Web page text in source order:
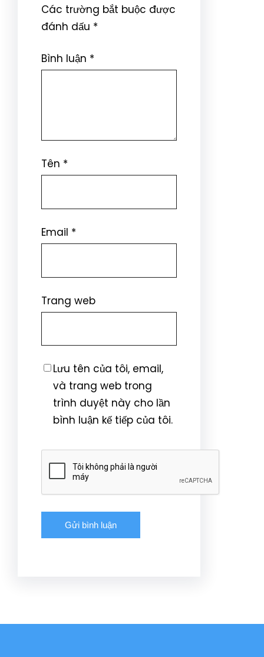
Các trường bắt buộc được
đánh dấu *
Bình luận *
Tên *
Email *
Trang web
Lưu tên của tôi, email,
và trang web trong
trình duyệt này cho lần
bình luận kế tiếp của tôi.